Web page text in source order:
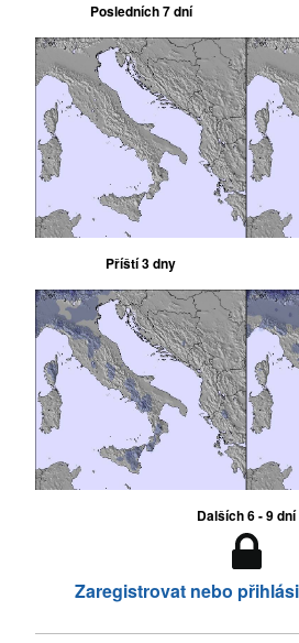
Posledních 7 dní
Příští 3 dny
Dalších 6 - 9 dní
Zaregistrovat nebo